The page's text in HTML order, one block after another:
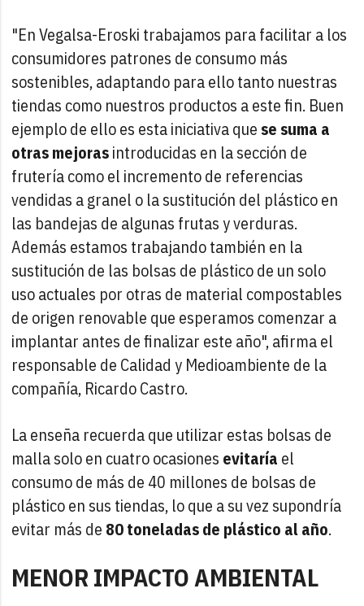
"En Vegalsa-Eroski trabajamos para facilitar a los
consumidores patrones de consumo más
sostenibles, adaptando para ello tanto nuestras
tiendas como nuestros productos a este fin. Buen
ejemplo de ello es esta iniciativa que se suma a
otras mejorasintroducidas en la sección de
frutería como el incremento de referencias
vendidas a granel o la sustitución del plástico en
las bandejas de algunas frutas y verduras.
Además estamos trabajando también en la
sustitución de las bolsas de plástico de un solo
uso actuales por otras de material compostables
de origen renovable que esperamos comenzar a
implantar antes de finalizar este año", afirma el
responsable de Calidad y Medioambiente de la
compañía, Ricardo Castro.
La enseña recuerda que utilizar estas bolsas de
malla solo en cuatro ocasiones evitaría el
consumo de más de 40 millones de bolsas de
plástico en sus tiendas, lo que a su vez supondría
evitar más de 80 toneladas de plástico al año.
MENOR IMPACTO AMBIENTAL